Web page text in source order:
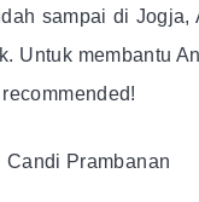
sampai di Jogja,
Untuk membantu
Candi Prambanan